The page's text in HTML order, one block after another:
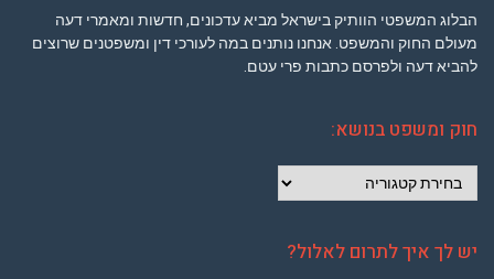
הבלוג המשפטי הוותיק בישראל מביא עדכונים, חדשות ומאמרי דעה
מעולם החוק והמשפט. אנחנו נותנים במה לעורכי דין ומשפטנים שרוצים
להביא דעה ולפרסם כתבות פרי עטם.
חוק ומשפט בנושא:
ומשפט
יש לך איך לתרום לאלול?